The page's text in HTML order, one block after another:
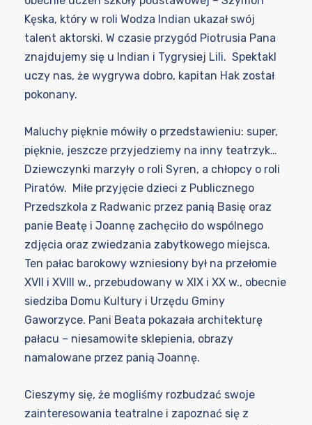
Kęska, który w roli Wodza Indian ukazał swój
talent aktorski. W czasie przygód Piotrusia Pana
znajdujemy się u Indian i Tygrysiej Lili. Spektakl
uczy nas, że wygrywa dobro, kapitan Hak został
pokonany.
Maluchy pięknie mówiły o przedstawieniu: super,
pięknie, jeszcze przyjedziemy na inny teatrzyk…
Dziewczynki marzyły o roli Syren, a chłopcy o roli
Piratów. Miłe przyjęcie dzieci z Publicznego
Przedszkola z Radwanic przez panią Basię oraz
panie Beatę i Joannę zachęciło do wspólnego
zdjęcia oraz zwiedzania zabytkowego miejsca.
Ten pałac barokowy wzniesiony był na przełomie
XVII i XVIII w., przebudowany w XIX i XX w., obecnie
siedziba Domu Kultury i Urzędu Gminy
Gaworzyce. Pani Beata pokazała architekturę
pałacu – niesamowite sklepienia, obrazy
namalowane przez panią Joannę.
Cieszymy się, że mogliśmy rozbudzać swoje
zainteresowania teatralne i zapoznać się z